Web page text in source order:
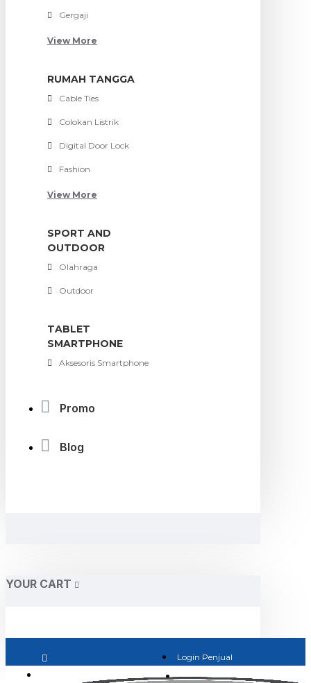
Gergaji
View More
RUMAH TANGGA
Cable Ties
Colokan Listrik
Digital Door Lock
Fashion
View More
SPORT AND
OUTDOOR
Olahraga
Outdoor
TABLET
SMARTPHONE
Aksesoris Smartphone
Promo
Blog
YOUR CART
Login Penjual
Jadi Penjual